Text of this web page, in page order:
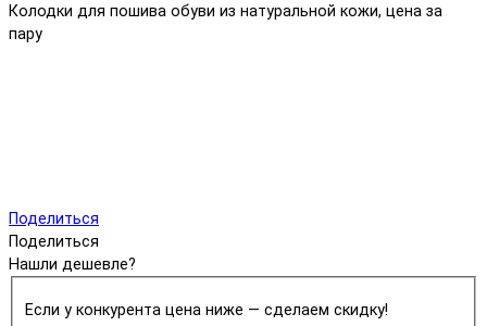
Колодки для пошива обуви из натуральной кожи, цена за
пару
Поделиться
Поделиться
Нашли дешевле?
Если у конкурента цена ниже — сделаем скидку!